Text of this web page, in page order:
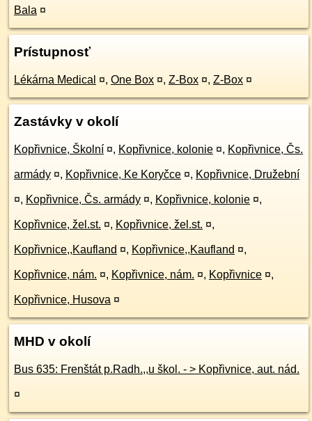
Bala ¤
Prístupnosť
Lékárna Medical ¤, One Box ¤, Z-Box ¤, Z-Box ¤
Zastávky v okolí
Kopřivnice, Školní ¤, Kopřivnice, kolonie ¤, Kopřivnice, Čs.
armády ¤, Kopřivnice, Ke Koryčce ¤, Kopřivnice, Družební
¤, Kopřivnice, Čs. armády ¤, Kopřivnice, kolonie ¤,
Kopřivnice, žel.st. ¤, Kopřivnice, žel.st. ¤,
Kopřivnice,,Kaufland ¤, Kopřivnice,,Kaufland ¤,
Kopřivnice, nám. ¤, Kopřivnice, nám. ¤, Kopřivnice ¤,
Kopřivnice, Husova ¤
MHD v okolí
Bus 635: Frenštát p.Radh.,,u škol. - > Kopřivnice, aut. nád.
¤